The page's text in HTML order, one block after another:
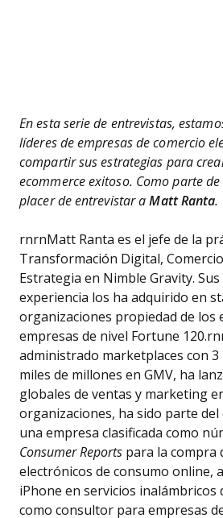
En esta serie de entrevistas,
líderes de empresas de comercio
compartir sus estrategias para
ecommerce exitoso. Como parte
placer de entrevistar aMatt Ranta.
rnrnMatt Ranta es el jefe de la
Transformación Digital,
Estrategia en Nimble Gravity. Sus
experiencia los ha adquirido en
organizaciones propiedad de los
empresas de nivel Fortune
administrado marketplaces con 3
miles de millones en GMV, ha
globales de ventas y marketing
organizaciones, ha sido parte
una empresa clasificada como
Consumer Reports para la compra
electrónicos de consumo online,
iPhone en servicios
como consultor para empresas